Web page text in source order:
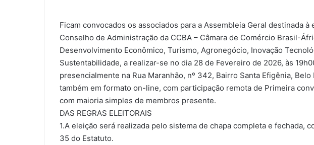
Ficam convocados os associados para a Assembleia Geral destinada à
Conselho de Administração da CCBA – Câmara de Comércio Brasil-
Desenvolvimento Econômico, Turismo, Agronegócio, Inovação
Sustentabilidade, a realizar-se no dia 28 de Fevereiro de 2026, às
presencialmente na Rua Maranhão, nº 342, Bairro Santa Efigênia,
também em formato on-line, com participação remota de Primeira
com maioria simples de membros presente.
DAS REGRAS ELEITORAIS
1.A eleição será realizada pelo sistema de chapa completa e fechada,
35 do Estatuto.